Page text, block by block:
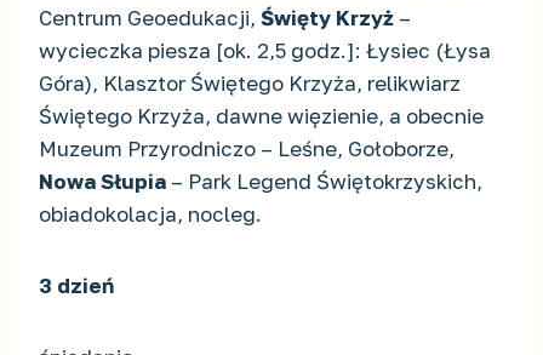
Centrum Geoedukacji, Święty Krzyż –
wycieczka piesza [ok. 2,5 godz.]: Łysiec (Łysa
Góra), Klasztor Świętego Krzyża, relikwiarz
Świętego Krzyża, dawne więzienie, a obecnie
Muzeum Przyrodniczo – Leśne, Gołoborze,
Nowa Słupia – Park Legend Świętokrzyskich,
obiadokolacja, nocleg.
3 dzień